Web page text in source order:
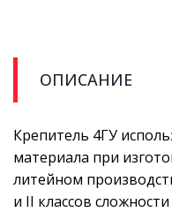
ОПИСАНИЕ
Крепитель 4ГУ
материала при
литейном
и II классов